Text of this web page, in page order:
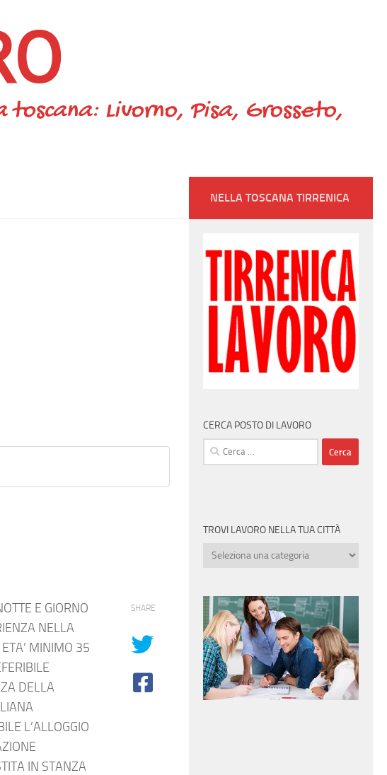
Livorno, Pisa, Grosseto,
E GIORNO
NELLA
MINIMO 35
DELLA
L’ALLOGGIO
IN STANZA
SHARE
NELLA TOSCANA TIRRENICA
CERCA POSTO DI LAVORO
Ricerca
per:
TROVI LAVORO NELLA TUA CITTÀ
Trovi
tua
città